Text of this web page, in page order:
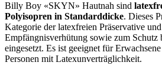
Billy Boy «SKYN» Hautnah sind
Polyisopren in Standarddicke. Dieses
Kategorie der latexfreien Präservative
Empfängnisverhütung sowie zum Schutz
eingesetzt. Es ist geeignet für
Personen mit Latexunverträglichkeit.